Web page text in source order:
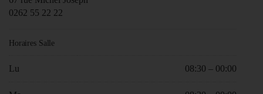
0262 55 22 22
Horaires Salle
Lu 08:30 – 00:00